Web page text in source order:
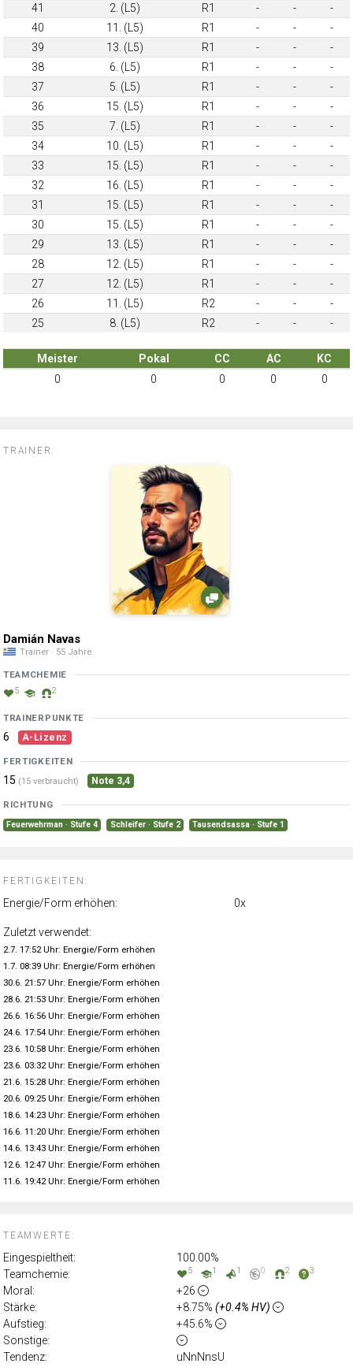
41
2. (L5) R1 - -
-
40
11. (L5) R1 - -
-
39
13. (L5) R1 - -
-
38
6. (L5) R1 - -
-
37
5. (L5) R1 - -
-
36
15. (L5) R1 - -
-
35
7. (L5) R1 - -
-
34
10. (L5) R1 - -
-
33
15. (L5) R1 - -
-
32
16. (L5) R1 - -
-
31
15. (L5) R1 - -
-
30
15. (L5) R1 - -
-
29
13. (L5) R1 - -
-
28
12. (L5) R1 - -
-
27
12. (L5) R1 - -
-
26
11. (L5) R2 - -
-
25
8. (L5) R2 - - -
Meister Pokal CC AC
KC
0
0 0 0 0
TEAMWERTE:
Eingespieltheit:
100.00%
Teamchemie:
5 1 1 0 2 3
Moral:
+26
Stärke:
+8.75% (+0.4% HV)
Aufstieg:
+45.6%
Sonstige:
Tendenz:
uNnNnsU
TRAINER:
Damián Navas
Trainer · 55 Jahre
TEAMCHEMIE
5 2
TRAINERPUNKTE
6 A-Lizenz
FERTIGKEITEN
15 (15 verbraucht) Note 3,4
RICHTUNG
Feuerwehrman · Stufe 4 Schleifer · Stufe 2 Tausendsassa · Stufe 1
FERTIGKEITEN:
Energie/Form erhöhen: 0x
Zuletzt verwendet:
2.7. 17:52 Uhr: Energie/Form erhöhen
1.7. 08:39 Uhr: Energie/Form erhöhen
30.6. 21:57 Uhr: Energie/Form erhöhen
28.6. 21:53 Uhr: Energie/Form erhöhen
26.6. 16:56 Uhr: Energie/Form erhöhen
24.6. 17:54 Uhr: Energie/Form erhöhen
23.6. 10:58 Uhr: Energie/Form erhöhen
23.6. 03:32 Uhr: Energie/Form erhöhen
21.6. 15:28 Uhr: Energie/Form erhöhen
20.6. 09:25 Uhr: Energie/Form erhöhen
18.6. 14:23 Uhr: Energie/Form erhöhen
16.6. 11:20 Uhr: Energie/Form erhöhen
14.6. 13:43 Uhr: Energie/Form erhöhen
12.6. 12:47 Uhr: Energie/Form erhöhen
11.6. 19:42 Uhr: Energie/Form erhöhen